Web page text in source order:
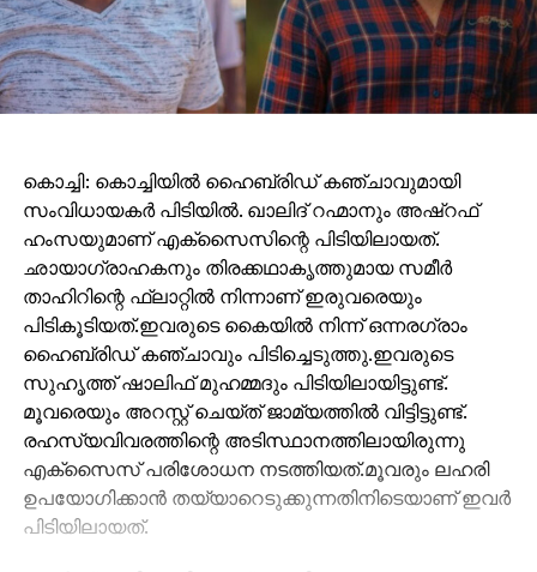
കൊച്ചി: കൊച്ചിയിൽ ഹൈബ്രിഡ് കഞ്ചാവുമായി
സംവിധായകർ പിടിയിൽ. ഖാലിദ് റഹ്മാനും അഷ്റഫ്
ഹംസയുമാണ് എക്സൈസിന്റെ പിടിയിലായത്.
ഛായാഗ്രാഹകനും തിരക്കഥാകൃത്തുമായ സമീർ
താഹിറിന്റെ ഫ്ലാറ്റിൽ നിന്നാണ് ഇരുവരെയും
പിടികൂടിയത്.ഇവരുടെ കൈയില്‍ നിന്ന് ഒന്നരഗ്രാം
ഹൈബ്രിഡ് കഞ്ചാവും പിടിച്ചെടുത്തു.ഇവരുടെ
സുഹൃത്ത് ഷാലിഫ് മുഹമ്മദും പിടിയിലായിട്ടുണ്ട്.
മൂവരെയും അറസ്റ്റ് ചെയ്ത് ജാമ്യത്തില്‍ വിട്ടിട്ടുണ്ട്.
രഹസ്യവിവരത്തിന്റെ അടിസ്ഥാനത്തിലായിരുന്നു
എക്‌സൈസ് പരിശോധന നടത്തിയത്.മൂവരും ലഹരി
ഉപയോഗിക്കാൻ തയ്യാറെടുക്കുന്നതിനിടെയാണ് ഇവർ
പിടിയിലായത്.